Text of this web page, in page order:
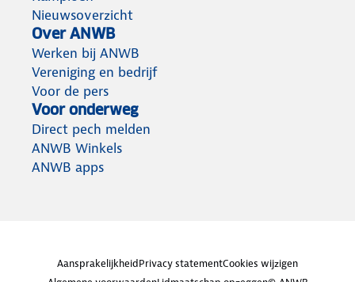
Nieuwsoverzicht
Over ANWB
Werken bij ANWB
Vereniging en bedrijf
Voor de pers
Voor onderweg
Direct pech melden
ANWB Winkels
ANWB apps
AansprakelijkheidPrivacy statementCookies wijzigen